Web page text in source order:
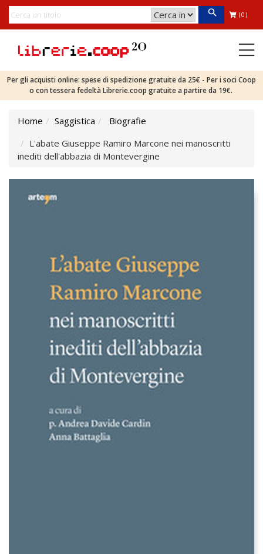
(0)
Per gli acquisti online: spese di spedizione gratuite da 25€ - Per i soci Coop
o con tessera fedeltà Librerie.coop gratuite a partire da 19€.
Home Saggistica
Biografie
L'abate Giuseppe Ramiro Marcone nei manoscritti
inediti dell'abbazia di Montevergine